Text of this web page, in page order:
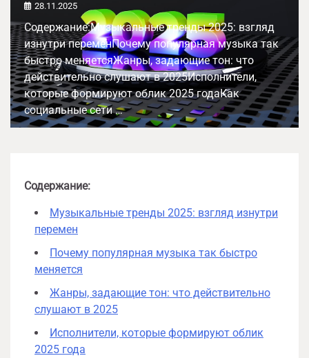
28.11.2025
Содержание:Музыкальные тренды 2025: взгляд
изнутри переменПочему популярная музыка так
быстро меняетсяЖанры, задающие тон: что
действительно слушают в 2025Исполнители,
которые формируют облик 2025 годаКак
социальные сети …
Содержание:
Музыкальные тренды 2025: взгляд изнутри
перемен
Почему популярная музыка так быстро
меняется
Жанры, задающие тон: что действительно
слушают в 2025
Исполнители, которые формируют облик
2025 года